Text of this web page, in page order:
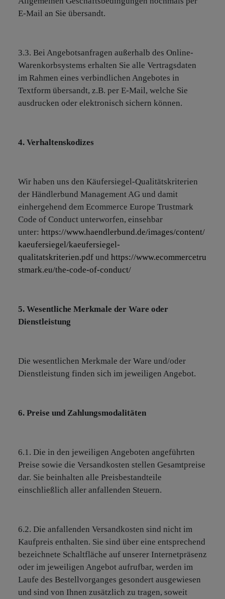
E-Mail an Sie übersandt.
3.3. Bei Angebotsanfragen außerhalb des Online-
Warenkorbsystems erhalten Sie alle Vertragsdaten
im Rahmen eines verbindlichen Angebotes in
Textform übersandt, z.B. per E-Mail, welche Sie
ausdrucken oder elektronisch sichern können.
4. Verhaltenskodizes
Wir haben uns den Käufersiegel-Qualitätskriterien
der Händlerbund Management AG und damit
einhergehend dem Ecommerce Europe Trustmark
Code of Conduct unterworfen, einsehbar
unter: https://www.haendlerbund.de/images/content/
kaeufersiegel/kaeufersiegel-
qualitatskriterien.pdf und https://www.ecommercetru
stmark.eu/the-code-of-conduct/
5. Wesentliche Merkmale der Ware oder
Dienstleistung
Die wesentlichen Merkmale der Ware und/oder
Dienstleistung finden sich im jeweiligen Angebot.
6. Preise und Zahlungsmodalitäten
6.1. Die in den jeweiligen Angeboten angeführten
Preise sowie die Versandkosten stellen Gesamtpreise
dar. Sie beinhalten alle Preisbestandteile
einschließlich aller anfallenden Steuern.
6.2. Die anfallenden Versandkosten sind nicht im
Kaufpreis enthalten. Sie sind über eine entsprechend
bezeichnete Schaltfläche auf unserer Internetpräsenz
oder im jeweiligen Angebot aufrufbar, werden im
Laufe des Bestellvorganges gesondert ausgewiesen
und sind von Ihnen zusätzlich zu tragen, soweit